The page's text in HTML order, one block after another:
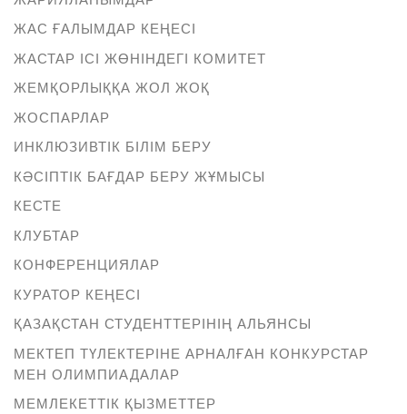
ЖАС ҒАЛЫМДАР КЕҢЕСІ
ЖАСТАР ІСІ ЖӨНІНДЕГІ КОМИТЕТ
ЖЕМҚОРЛЫҚҚА ЖОЛ ЖОҚ
ЖОСПАРЛАР
ИНКЛЮЗИВТІК БІЛІМ БЕРУ
КӘСІПТІК БАҒДАР БЕРУ ЖҰМЫСЫ
КЕСТЕ
КЛУБТАР
КОНФЕРЕНЦИЯЛАР
КУРАТОР КЕҢЕСІ
ҚАЗАҚСТАН СТУДЕНТТЕРІНІҢ АЛЬЯНСЫ
МЕКТЕП ТҮЛЕКТЕРІНЕ АРНАЛҒАН КОНКУРСТАР
МЕН ОЛИМПИАДАЛАР
МЕМЛЕКЕТТІК ҚЫЗМЕТТЕР